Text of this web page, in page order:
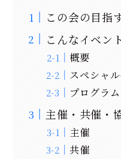
この会の目指
こんなイベン
概要
スペシャ
プログラム
主催・共催・
主催
共催